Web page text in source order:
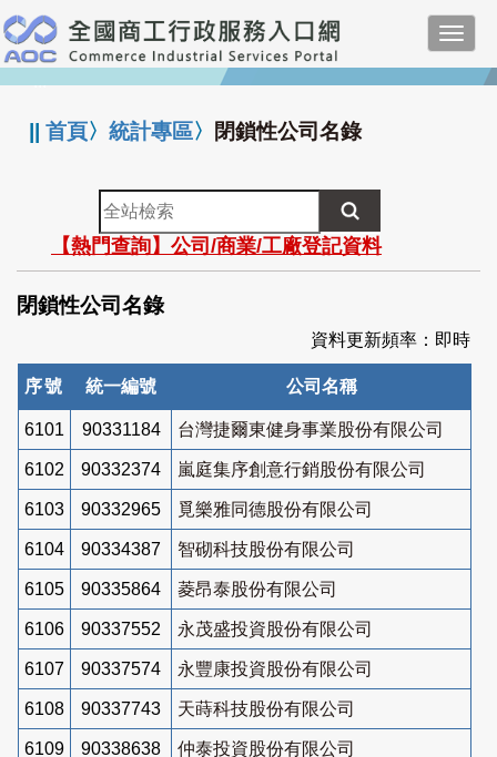
跳
到
主
要
:::
||首頁〉統計專區〉 閉鎖性公司名錄
全
站
檢
索
【熱門查詢】公司/商業/工廠登記資料
閉鎖性公司名錄
資料更新頻率：即時
序號 統一編號 公司名稱
6101 90331184 台灣捷爾東健身事業股份有限公司
6102 90332374 嵐庭集序創意行銷股份有限公司
6103 90332965 覓樂雅同德股份有限公司
6104 90334387 智砌科技股份有限公司
6105 90335864 菱昂泰股份有限公司
6106 90337552 永茂盛投資股份有限公司
6107 90337574 永豐康投資股份有限公司
6108 90337743 天蒔科技股份有限公司
6109 90338638 仲泰投資股份有限公司